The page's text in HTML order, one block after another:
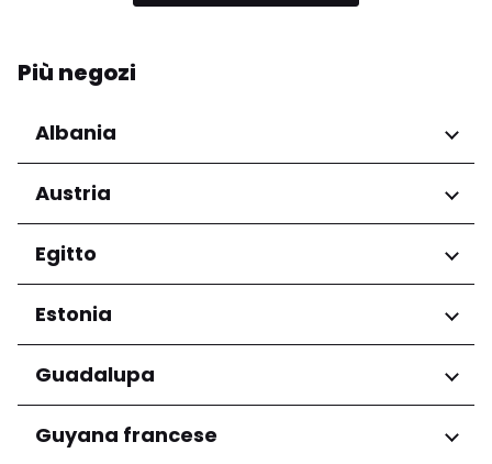
Più negozi
Albania
Regioni
Qarku i Tiranës
Austria
Regioni
Niederösterreich
Salzburg
Wien
Egitto
Regioni
Governatorato del Cairo
Estonia
Regioni
Harju maakond
Tartu maakond
Guadalupa
Regioni
Guyana francese